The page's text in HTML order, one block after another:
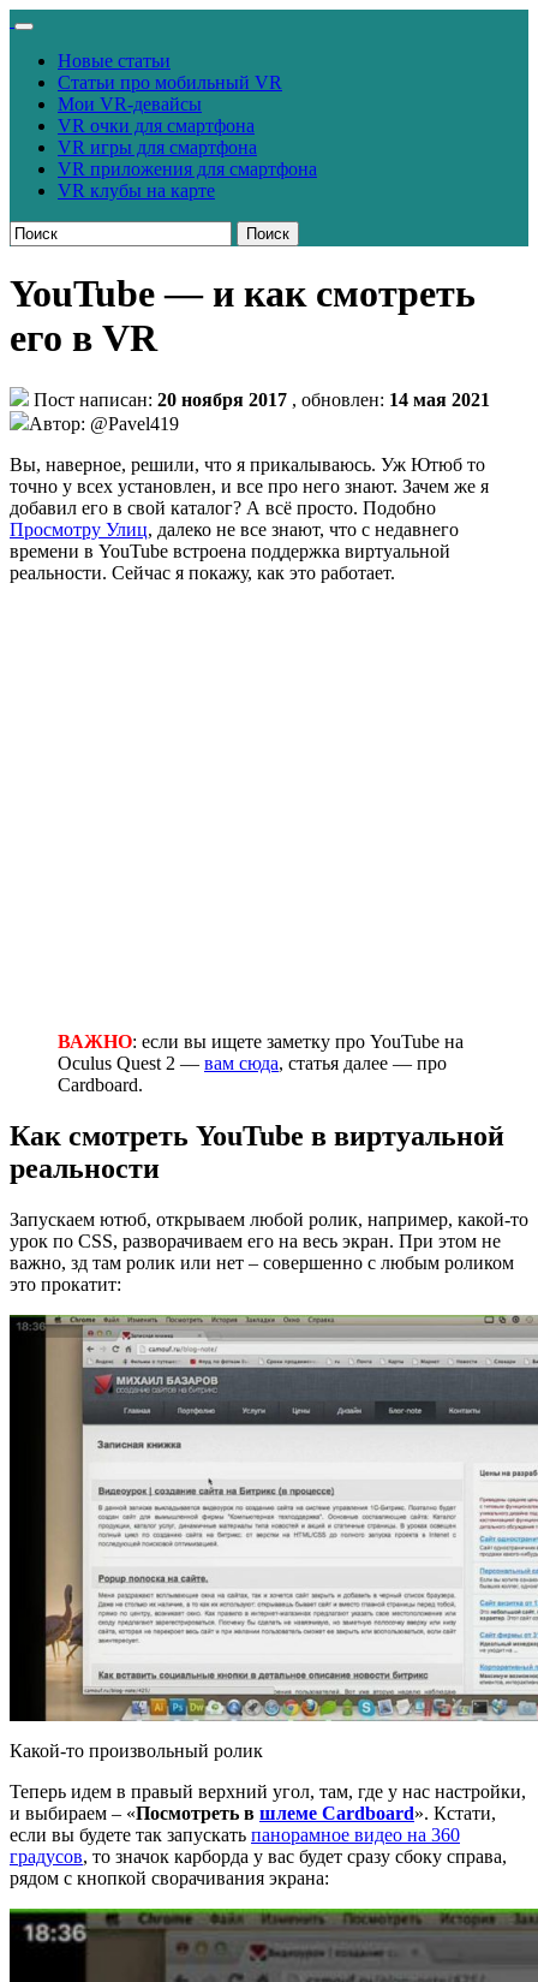
Новые статьи
Статьи про мобильный VR
Мои VR-девайсы
VR очки для смартфона
VR игры для смартфона
VR приложения для смартфона
VR клубы на карте
Поиск
YouTube — и как смотреть
его в VR
Пост написан: 20 ноября 2017 , обновлен: 14 мая 2021
Автор: @Pavel419
Вы, наверное, решили, что я прикалываюсь. Уж Ютюб то
точно у всех установлен, и все про него знают. Зачем же я
добавил его в свой каталог? А всё просто. Подобно
Просмотру Улиц, далеко не все знают, что с недавнего
времени в YouTube встроена поддержка виртуальной
реальности. Сейчас я покажу, как это работает.
ВАЖНО: если вы ищете заметку про YouTube на
Oculus Quest 2 — вам сюда, статья далее — про
Cardboard.
Как смотреть YouTube в виртуальной
реальности
Запускаем ютюб, открываем любой ролик, например, какой-то
урок по CSS, разворачиваем его на весь экран. При этом не
важно, зд там ролик или нет – совершенно с любым роликом
это прокатит:
Какой-то произвольный ролик
Теперь идем в правый верхний угол, там, где у нас настройки,
и выбираем – «Посмотреть в шлеме Cardboard». Кстати,
если вы будете так запускать панорамное видео на 360
градусов, то значок карборда у вас будет сразу сбоку справа,
рядом с кнопкой сворачивания экрана: